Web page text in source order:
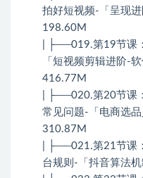
拍好短视频-「呈现
198.60M
| ├──019.第19节课
「短视频剪辑进阶-
416.77M
| ├──020.第20节课
常见问题-「电商选
310.87M
| ├──021.第21节课
台规则-「抖音算法